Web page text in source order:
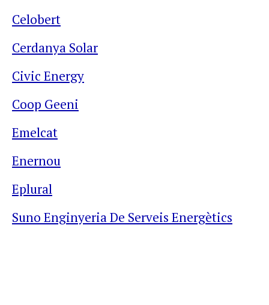
Celobert
Cerdanya Solar
Civic Energy
Coop Geeni
Emelcat
Enernou
Eplural
Suno Enginyeria De Serveis Energètics